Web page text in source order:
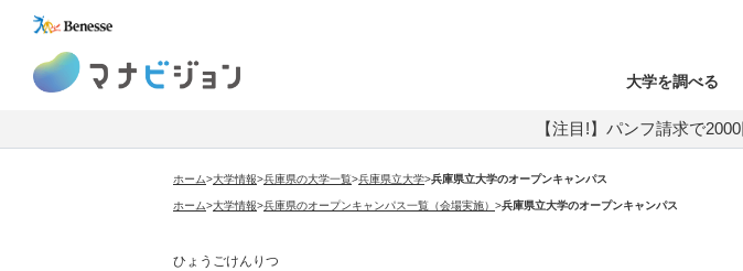
大学を調べる
【注目!】パンフ請求で
ホーム>大学情報>兵庫県の大学一覧>兵庫県立大学>兵庫県立大学のオープンキャンパス
ホーム>大学情報>兵庫県のオープンキャンパス一覧（会場実施） >兵庫県立大学のオープンキャンパス
ひょうごけんりつ